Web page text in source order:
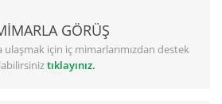
GÖRÜŞ
için iç mimarlarımızdan destek
tıklayınız.